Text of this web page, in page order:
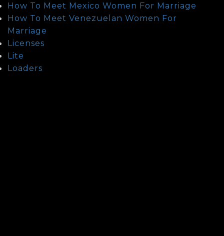
How To Meet Mexico Women For Marriage
How To Meet Venezuelan Women For
Marriage
Licenses
Lite
Loaders